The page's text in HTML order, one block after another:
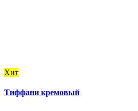
Хит
Тиффани кремовый